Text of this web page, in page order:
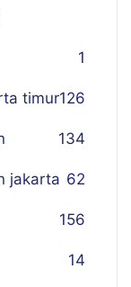
1
timur126
134
jakarta 62
156
14